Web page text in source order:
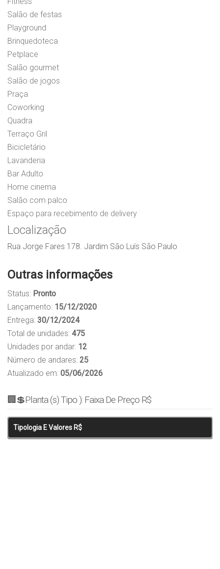
Salão de festas
Playground
Brinquedoteca
Petplace
Salão gourmet
Salão de jogos
Praça
Coworking
Quadra
Terraço Gril
Bicicletário
Lavanderia
Bar Adulto
Home cinema
Salão com palco
Espaço para recebimento de delivery
Localização
Rua Jorge Fares 178. Jardim São Luís São Paulo
Outras informações
Status: Pronto
Lançamento: 15/12/2020
Entrega: 30/12/2024
Total de unidades: 475
Unidades por andar: 12
Número de andares: 25
Atualizado em: 05/06/2026
🏢💲Planta (s) Tipo ): Faixa De Preço R$
Tipologia E Valores R$